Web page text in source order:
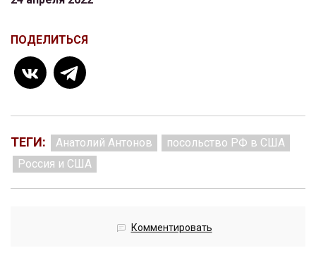
ПОДЕЛИТЬСЯ
ТЕГИ: Анатолий Антонов
посольство РФ в США
Россия и США
Комментировать